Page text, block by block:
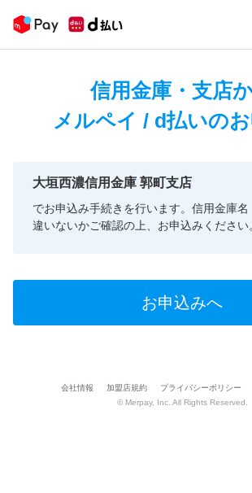
信用金庫・支店
メルペイ / d払いの
大垣西濃信用金庫 郭町支店
でお申込み手続きを行います。信用金庫名
違いないかご確認の上、お申込みください
お申込みへ
会社情報 加盟店規約 プライバシーポリシー
© Merpay, Inc. All Rights Reserved.